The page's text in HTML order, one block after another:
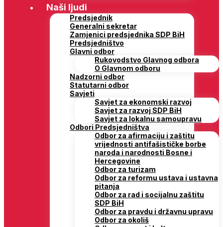
Naši ljudi
Predsjednik
Generalni sekretar
Zamjenici predsjednika SDP BiH
Predsjedništvo
Glavni odbor
Rukovodstvo Glavnog odbora
O Glavnom odboru
Nadzorni odbor
Statutarni odbor
Savjeti
Savjet za ekonomski razvoj
Savjet za razvoj SDP BiH
Savjet za lokalnu samoupravu
Odbori Predsjedništva
Odbor za afirmaciju i zaštitu
vrijednosti antifašističke borbe
naroda i narodnosti Bosne i
Hercegovine
Odbor za turizam
Odbor za reformu ustava i ustavna
pitanja
Odbor za rad i socijalnu zaštitu
SDP BiH
Odbor za pravdu i državnu upravu
Odbor za okoliš